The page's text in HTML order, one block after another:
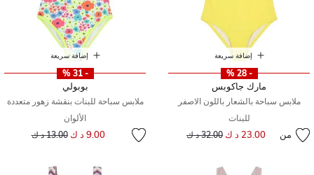
إضافة سريعة
- 28 %
مارك جاكوبس
ملابس سباحة بالشعار باللون الاصفر
للبنات
من 23.00 د ك سعر مخفض من
32.00 د ك
إضافة سريعة
- 31 %
بوبولي
ملابس سباحة للبنات بنقشة زهور متعددة
الألوان
9.00 د ك سعر مخفض من
13.00 د ك إلى